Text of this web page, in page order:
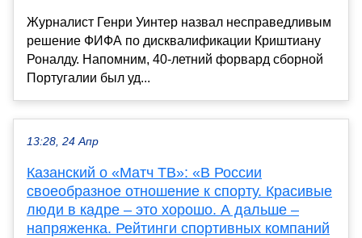
Журналист Генри Уинтер назвал несправедливым
решение ФИФА по дисквалификации Криштиану
Роналду. Напомним, 40-летний форвард сборной
Португалии был уд...
13:28, 24 Апр
Казанский о «Матч ТВ»: «В России
своеобразное отношение к спорту. Красивые
люди в кадре – это хорошо. А дальше –
напряженка. Рейтинги спортивных компаний